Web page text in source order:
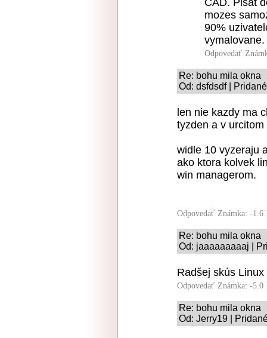
CAD. Pisat
mozes
90%
vymalovane.
Odpovedať
Re: bohu mila okna
Od: dsfdsdf |
len nie kazdy ma
tyzden a v
widle 10 vyzeraju
ako ktora kolvek
win managerom.
Odpovedať Známka: -1.6
Re: bohu mila okna
Od: jaaaaaaaaaj |
Radšej skús
Odpovedať Známka: -5.0
Re: bohu mila okna
Od: Jerry19 |